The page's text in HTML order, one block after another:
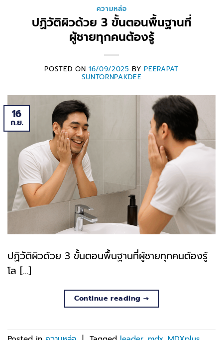
ความหล่อ
ปฏิวัติผิวด้วย 3 ขั้นตอนพื้นฐานที่
ผู้ชายทุกคนต้องรู้
POSTED ON 16/09/2025 BYPEERAPAT
SUNTORNPAKDEE
16
ก.ย.
ปฏิวัติผิวด้วย 3 ขั้นตอนพื้นฐานที่ผู้ชายทุกคนต้องรู้
โล […]
Continue reading →